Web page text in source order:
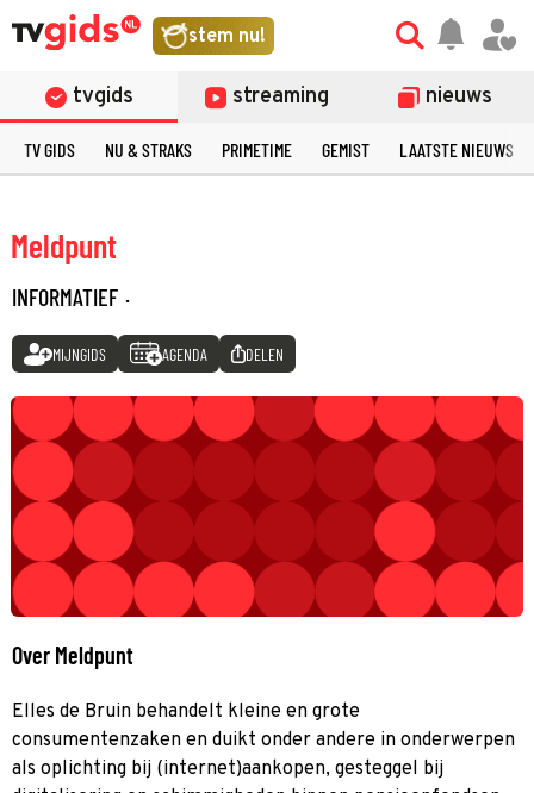
stem nu!
tvgids streaming nieuws
TV GIDS NU & STRAKS PRIMETIME GEMIST LAATSTE NIEUWS
Meldpunt
INFORMATIEF ·
MIJNGIDS AGENDA DELEN
Over Meldpunt
Elles de Bruin behandelt kleine en grote
consumentenzaken en duikt onder andere in onderwerpen
als oplichting bij (internet)aankopen, gesteggel bij